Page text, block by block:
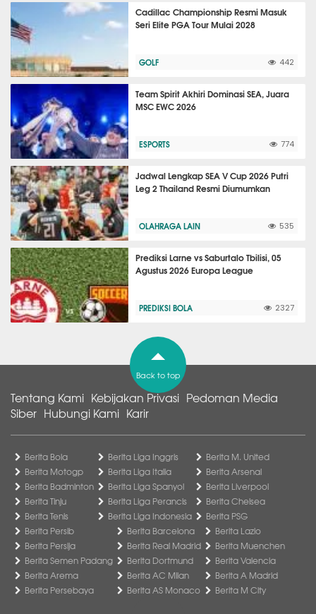
Cadillac Championship Resmi Masuk
Seri Elite PGA Tour Mulai 2028
GOLF 442
Team Spirit Akhiri Dominasi SEA, Juara
MSC EWC 2026
ESPORTS 774
Jadwal Lengkap SEA V Cup 2026 Putri
Leg 2 Thailand Resmi Diumumkan
OLAHRAGA LAIN 535
Prediksi Larne vs Saburtalo Tbilisi, 05
Agustus 2026 Europa League
PREDIKSI BOLA 2327
Back to top
Tentang Kami Kebijakan Privasi Pedoman Media
Siber Hubungi Kami Karir
Berita Bola
Berita Motogp
Berita Badminton
Berita Tinju
Berita Tenis
Berita Liga Inggris
Berita Liga Italia
Berita Liga Spanyol
Berita Liga Perancis
Berita Liga Indonesia
Berita M. United
Berita Arsenal
Berita Liverpool
Berita Chelsea
Berita PSG
Berita Persib
Berita Persija
Berita Semen Padang
Berita Arema
Berita Persebaya
Berita Barcelona
Berita Real Madrid
Berita Dortmund
Berita AC Milan
Berita AS Monaco
Berita Lazio
Berita Muenchen
Berita Valencia
Berita A Madrid
Berita M City